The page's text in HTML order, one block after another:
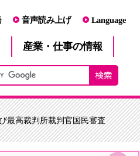
音声読み上げ Language
産業・仕事の情報
最高裁判所裁判官国民審査